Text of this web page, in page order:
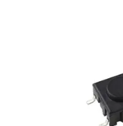
Multimec™
La microtouche 3C